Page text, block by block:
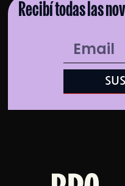
Recibí todas las